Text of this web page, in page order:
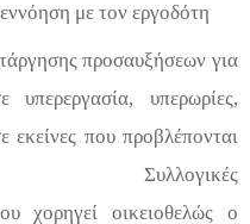
με τον εργοδότη
προσαυξήσεωνγια
υπερεργασία, υπερωρίες,
εκείνες που προβλέπονται
χορηγεί οικειοθελώς ο